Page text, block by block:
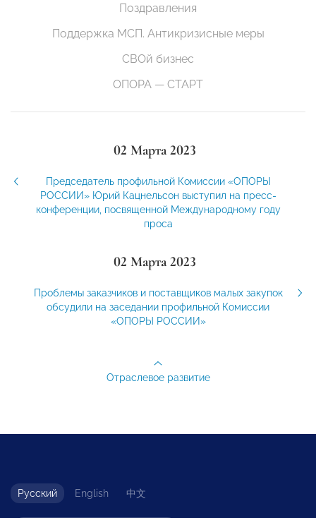
Поздравления
Поддержка МСП. Антикризисные меры
СВОй бизнес
ОПОРА — СТАРТ
02 Марта 2023
Председатель профильной Комиссии «ОПОРЫ
РОССИИ» Юрий Кацнельсон выступил на пресс-
конференции, посвященной Международному году
проса
02 Марта 2023
Проблемы заказчиков и поставщиков малых закупок
обсудили на заседании профильной Комиссии
«ОПОРЫ РОССИИ»
Отраслевое развитие
Русский English 中文